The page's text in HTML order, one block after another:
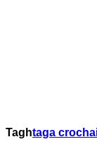
Taghtaga